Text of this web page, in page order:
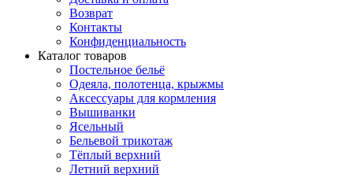
Возврат
Контакты
Конфиденциальность
Каталог товаров
Постельное бельё
Одеяла, полотенца, крыжмы
Аксессуары для кормления
Вышиванки
Ясельный
Бельевой трикотаж
Тёплый верхний
Летний верхний